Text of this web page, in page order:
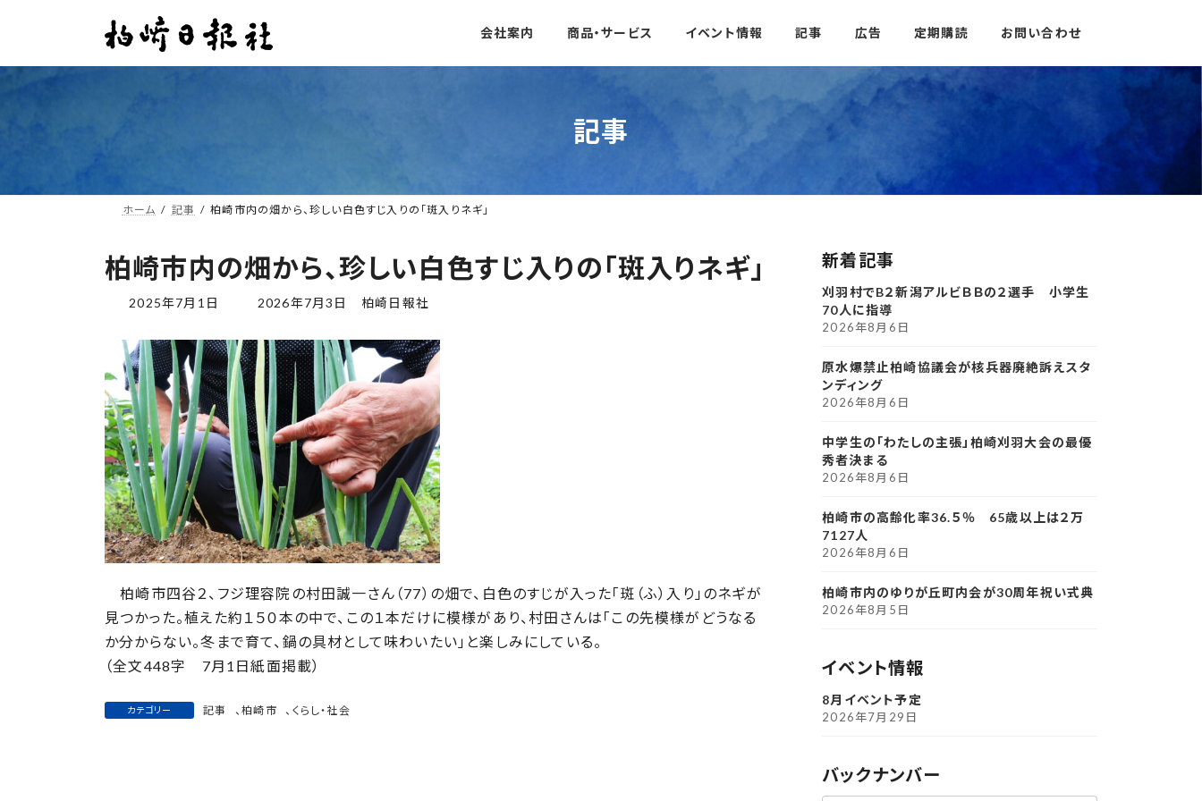
ン
ー
会社案内 商品・サービス イベント情報 記事 広告 定期購読 お問い合わせ
記事
ホーム 記事 柏崎市内の畑から、珍しい白色すじ入りの「斑入りネギ」
柏崎市内の畑から、珍しい白色すじ入りの「斑入りネギ」
2025年7月1日
最
更
新
日
時
:
2026年7月3日 柏崎日報社
柏崎市四谷２、フジ理容院の村田誠一さん（77）の畑で、白色のすじが入った「斑（ふ）入り」のネギが
見つかった。植えた約１５０本の中で、この１本だけに模様があり、村田さんは「この先模様がどうなる
か分からない。冬まで育て、鍋の具材として味わいたい」と楽しみにしている。
（全文448字 7月1日紙面掲載）
カテゴリー 記事 、柏崎市 、 くらし・社会
新着記事
刈羽村でB２新潟アルビＢＢの２選手 小学生
70人に指導
2026年8月6日
原水爆禁止柏崎協議会が核兵器廃絶訴えスタ
ンディング
2026年8月6日
中学生の「わたしの主張」柏崎刈羽大会の最優
秀者決まる
2026年8月6日
柏崎市の高齢化率36.５％ 65歳以上は２万
7127人
2026年8月6日
柏崎市内のゆりが丘町内会が30周年祝い式典
2026年8月5日
イベント情報
8月イベント予定
2026年7月29日
バックナンバー
ア